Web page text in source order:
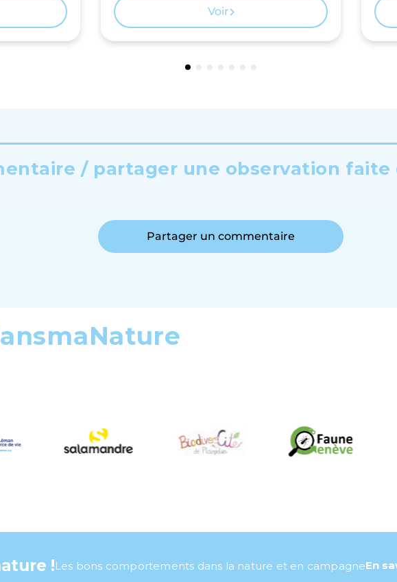
Voir
/ partager une observation faite
Partager un commentaire
!Les bons comportements dans la nature et en campagneEn